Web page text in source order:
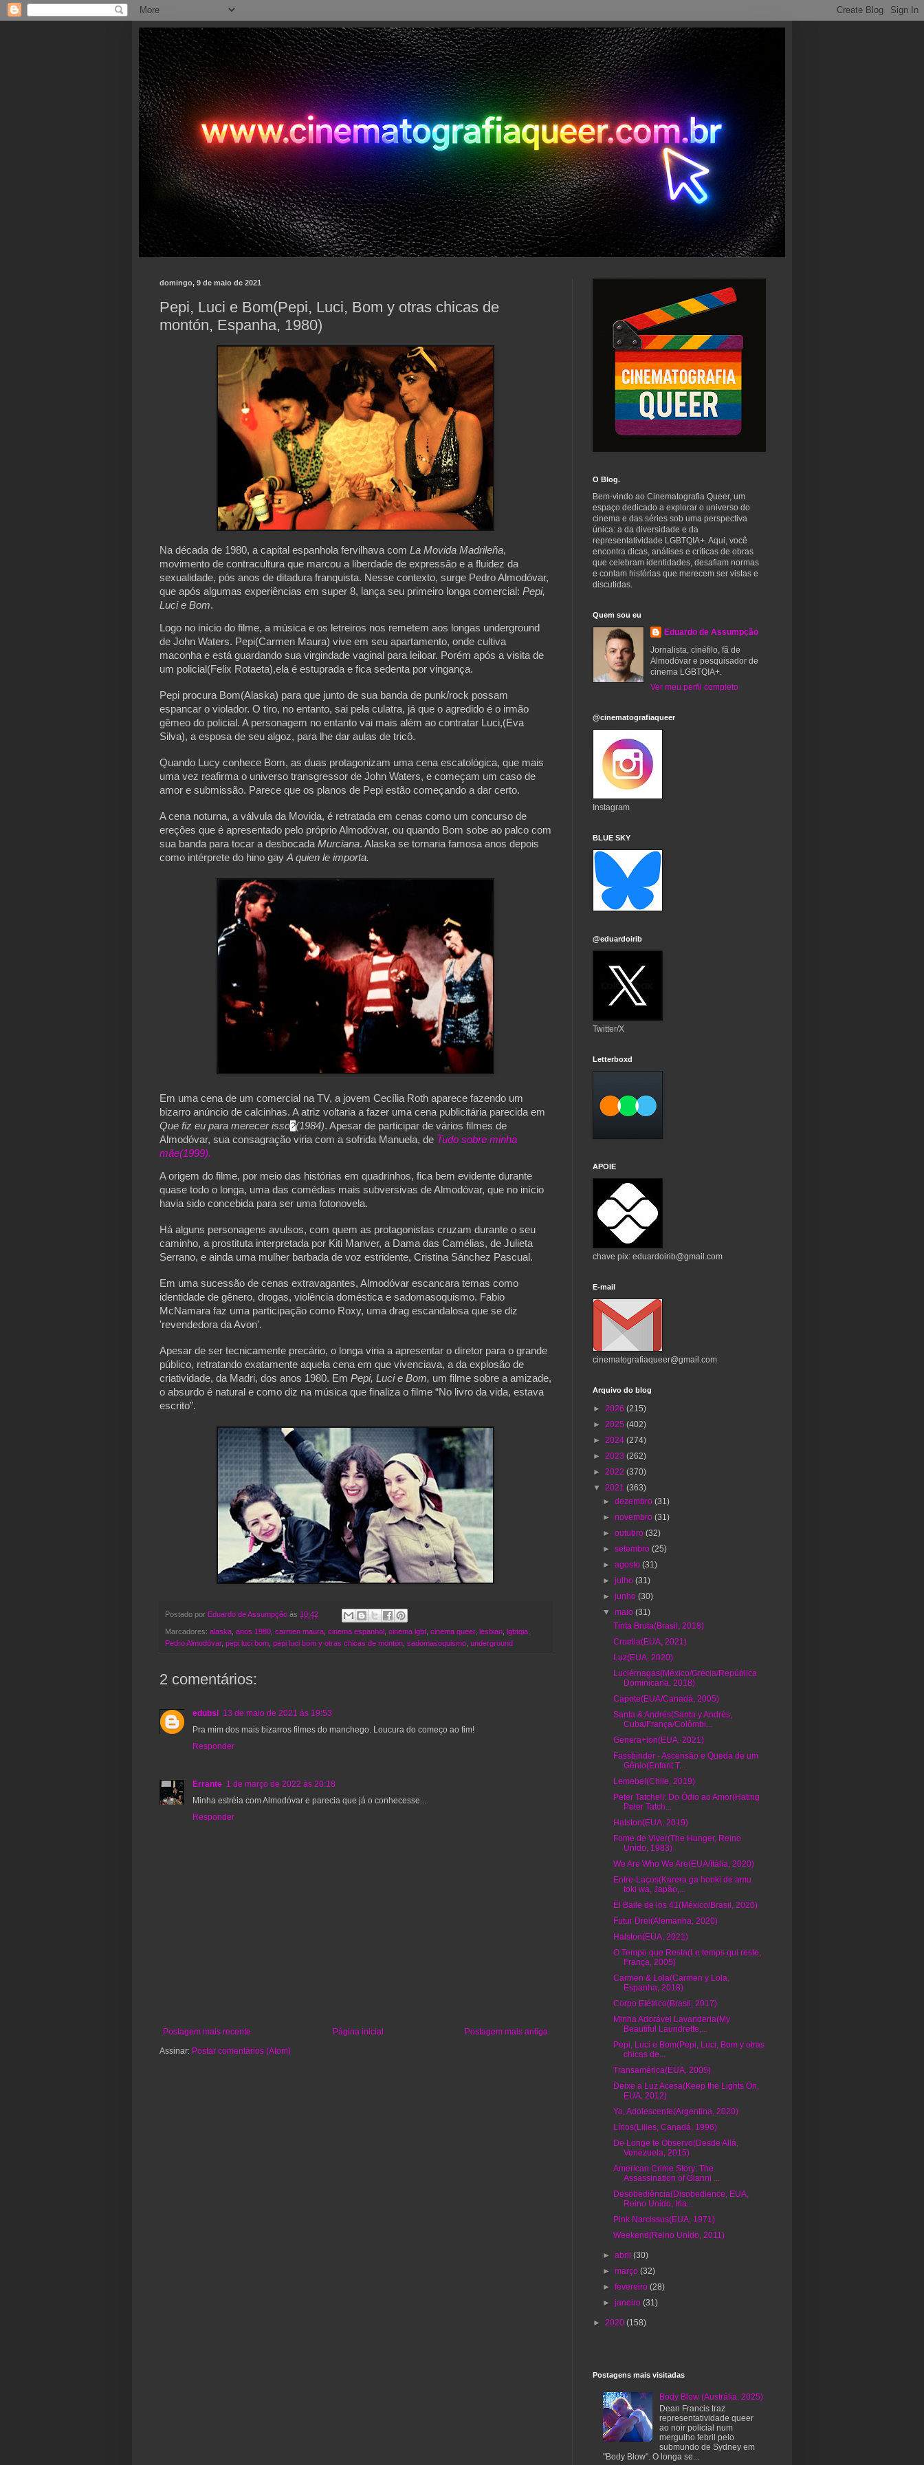
domingo, 9 de maio de 2021
Pepi, Luci e Bom(Pepi, Luci, Bom y otras chicas de
montón, Espanha, 1980)
Na década de 1980, a capital espanhola fervilhava com La Movida Madrileña,
movimento de contracultura que marcou a liberdade de expressão e a fluidez da
sexualidade, pós anos de ditadura franquista. Nesse contexto, surge Pedro Almodóvar,
que após algumas experiências em super 8, lança seu primeiro longa comercial: Pepi,
Luci e Bom.
Logo no início do filme, a música e os letreiros nos remetem aos longas underground
de John Waters. Pepi(Carmen Maura) vive em seu apartamento, onde cultiva
maconha e está guardando sua virgindade vaginal para leiloar. Porém após a visita de
um policial(Felix Rotaeta),ela é estuprada e fica sedenta por vingança.
Pepi procura Bom(Alaska) para que junto de sua banda de punk/rock possam
espancar o violador. O tiro, no entanto, sai pela culatra, já que o agredido é o irmão
gêmeo do policial. A personagem no entanto vai mais além ao contratar Luci,(Eva
Silva), a esposa de seu algoz, para lhe dar aulas de tricô.
Quando Lucy conhece Bom, as duas protagonizam uma cena escatológica, que mais
uma vez reafirma o universo transgressor de John Waters, e começam um caso de
amor e submissão. Parece que os planos de Pepi estão começando a dar certo.
A cena noturna, a válvula da Movida, é retratada em cenas como um concurso de
ereções que é apresentado pelo próprio Almodóvar, ou quando Bom sobe ao palco com
sua banda para tocar a desbocada Murciana. Alaska se tornaria famosa anos depois
como intérprete do hino gay A quien le importa.
Em uma cena de um comercial na TV, a jovem Cecília Roth aparece fazendo um
bizarro anúncio de calcinhas. A atriz voltaria a fazer uma cena publicitária parecida em
Que fiz eu para merecer isso?(1984). Apesar de participar de vários filmes de
Almodóvar, sua consagração viria com a sofrida Manuela, de Tudo sobre minha
mãe(1999).
A origem do filme, por meio das histórias em quadrinhos, fica bem evidente durante
quase todo o longa, uma das comédias mais subversivas de Almodóvar, que no início
havia sido concebida para ser uma fotonovela.
Há alguns personagens avulsos, com quem as protagonistas cruzam durante o seu
caminho, a prostituta interpretada por Kiti Manver, a Dama das Camélias, de Julieta
Serrano, e ainda uma mulher barbada de voz estridente, Cristina Sánchez Pascual.
Em uma sucessão de cenas extravagantes, Almodóvar escancara temas como
identidade de gênero, drogas, violência doméstica e sadomasoquismo. Fabio
McNamara faz uma participação como Roxy, uma drag escandalosa que se diz
'revendedora da Avon'.
Apesar de ser tecnicamente precário, o longa viria a apresentar o diretor para o grande
público, retratando exatamente aquela cena em que vivenciava, a da explosão de
criatividade, da Madri, dos anos 1980. Em Pepi, Luci e Bom, um filme sobre a amizade,
o absurdo é natural e como diz na música que finaliza o filme “No livro da vida, estava
escrito”.
Postado por Eduardo de Assumpção às 10:42
Marcadores: alaska anos 1980 carmen maura cinema espanhol cinema lgbt cinema queer, lesbian lgbtqia
Pedro Almodóvar, pepi luci bom pepi luci bom y otras chicas de montón sadomasoquismo underground
2 comentários:
edubsl 13 de maio de 2021 às 19:53
Pra mim dos mais bizarros filmes do manchego. Loucura do começo ao fim!
Responder
Errante 1 de março de 2022 às 20:18
Minha estréia com Almodóvar e parecia que já o conhecesse...
Responder
Postagem mais recente Postagem mais antiga
Página inicial
Assinar: Postar comentários (Atom)
O Blog.
Bem-vindo ao Cinematografia Queer, um
espaço dedicado a explorar o universo do
cinema e das séries sob uma perspectiva
única: a da diversidade e da
representatividade LGBTQIA+. Aqui, você
encontra dicas, análises e críticas de obras
que celebram identidades, desafiam normas
e contam histórias que merecem ser vistas e
discutidas.
Quem sou eu
Eduardo de Assumpção
Jornalista, cinéfilo, fã de
Almodóvar e pesquisador de
cinema LGBTQIA+.
Ver meu perfil completo
@cinematografiaqueer
Instagram
BLUE SKY
@eduardoirib
Twitter/X
Letterboxd
APOIE
chave pix: eduardoirib@gmail.com
E-mail
cinematografiaqueer@gmail.com
Arquivo do blog
► 2026 (215)
► 2025 (402)
► 2024 (274)
► 2023 (262)
► 2022 (370)
▼ 2021 (363)
►dezembro(31)
►novembro(31)
►outubro(32)
►setembro(25)
►agosto(31)
►julho(31)
►junho(30)
▼maio(31)
Tinta Bruta(Brasil, 2018)
Cruella(EUA, 2021)
Luz(EUA, 2020)
Luciérnagas(México/Grécia/República
Dominicana, 2018)
Capote(EUA/Canadá, 2005)
Santa & Andrés(Santa y Andrés,
Cuba/França/Colômbi...
Genera+ion(EUA, 2021)
Fassbinder - Ascensão e Queda de um
Gênio(Enfant T...
Lemebel(Chile, 2019)
Peter Tatchell: Do Ódio ao Amor(Hating
Peter Tatch...
Halston(EUA, 2019)
Fome de Viver(The Hunger, Reino
Unido, 1983)
We Are Who We Are(EUA/Itália, 2020)
Entre-Laços(Karera ga honki de amu
toki wa, Japão,...
El Baile de los 41(México/Brasil, 2020)
Futur Drei(Alemanha, 2020)
Halston(EUA, 2021)
O Tempo que Resta(Le temps qui reste,
França, 2005)
Carmen & Lola(Carmen y Lola,
Espanha, 2018)
Corpo Elétrico(Brasil, 2017)
Minha Adorável Lavanderia(My
Beautiful Laundrette,...
Pepi, Luci e Bom(Pepi, Luci, Bom y otras
chicas de...
Transamérica(EUA, 2005)
Deixe a Luz Acesa(Keep the Lights On,
EUA, 2012)
Yo, Adolescente(Argentina, 2020)
Lírios(Lilies, Canadá, 1996)
De Longe te Observo(Desde Allá,
Venezuela, 2015)
American Crime Story: The
Assassination of Gianni ...
Desobediência(Disobedience, EUA,
Reino Unido, Irla...
Pink Narcissus(EUA, 1971)
Weekend(Reino Unido, 2011)
►abril(30)
►março(32)
►fevereiro(28)
►janeiro(31)
► 2020 (158)
Postagens mais visitadas
Body Blow (Austrália, 2025)
Dean Francis traz
representatividade queer
ao noir policial num
mergulho febril pelo
submundo de Sydney em
"Body Blow". O longa se...